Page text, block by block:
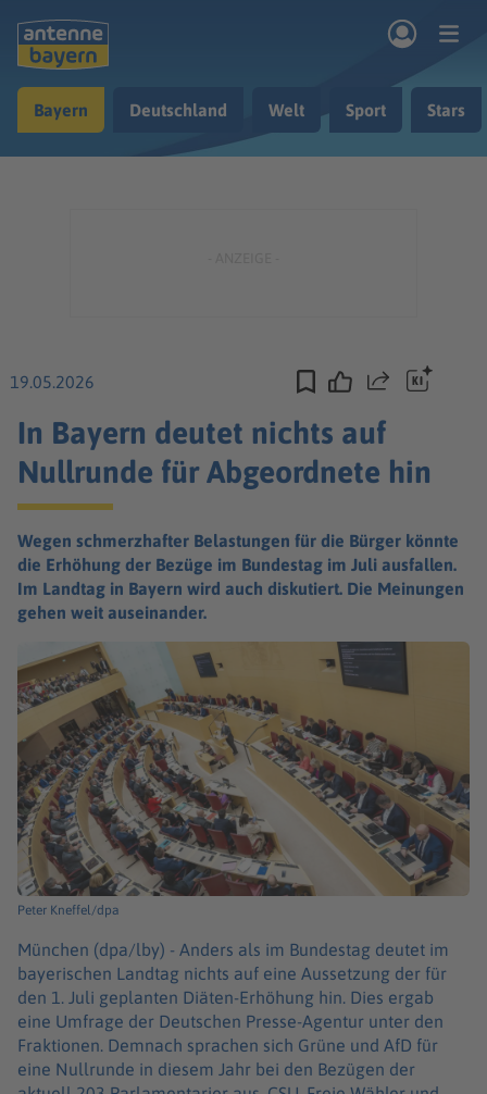
Musik & Radio
Bayern Deutschland Welt Sport Stars
19.05.2026 Teilen
In Bayern deutet nichts auf
Nullrunde für Abgeordnete hin
Wegen schmerzhafter Belastungen für die Bürger könnte
die Erhöhung der Bezüge im Bundestag im Juli ausfallen.
Im Landtag in Bayern wird auch diskutiert. Die Meinungen
gehen weit auseinander.
Peter Kneffel/dpa
München (dpa/lby) - Anders als im Bundestag deutet im
bayerischen Landtag nichts auf eine Aussetzung der für
den 1. Juli geplanten Diäten-Erhöhung hin. Dies ergab
eine Umfrage der Deutschen Presse-Agentur unter den
Fraktionen. Demnach sprachen sich Grüne und AfD für
eine Nullrunde in diesem Jahr bei den Bezügen der